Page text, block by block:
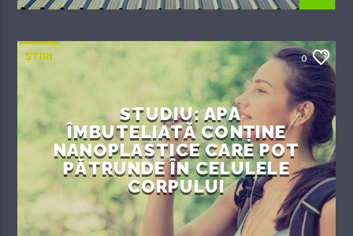
ȘTIRI 0
STUDIU: APA
ÎMBUTELIATĂ CONȚINE
NANOPLASTICE CARE POT
PĂTRUNDE ÎN CELULELE
CORPULUI